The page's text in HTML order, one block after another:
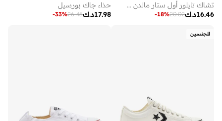
تشاك تايلور أول ستار مالدن سلايب
د.ك16.46
20.02
-18%
حذاء جاك بورسيل
د.ك17.98
26.45
-33%
للجنسين